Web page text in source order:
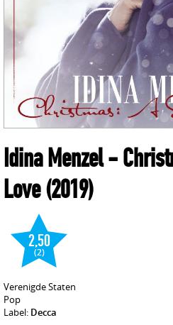
Idina Menzel-
Love(2019)
2,50
(2)
Verenigde Staten
Pop
Label: Decca